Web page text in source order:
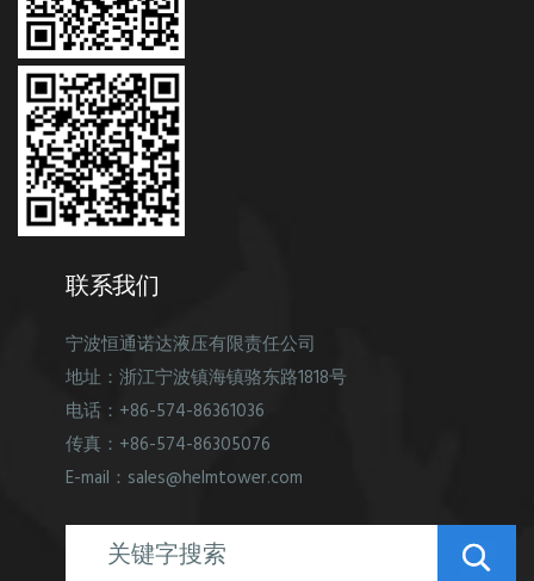
联系我们
宁波恒通诺达液压有限责任公司
地址：浙江宁波镇海镇骆东路1818号
电话：+86-574-86361036
传真：+86-574-86305076
E-mail：sales@helmtower.com